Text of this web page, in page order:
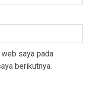
saya pada
berikutnya.